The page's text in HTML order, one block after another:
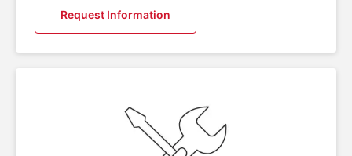
Request Information